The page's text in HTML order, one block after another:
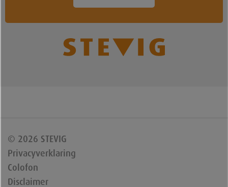
© 2026 STEVIG
Privacyverklaring
Colofon
Disclaimer